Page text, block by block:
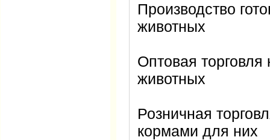
Производство
животных
Оптовая
животных
Розничная
кормами для них